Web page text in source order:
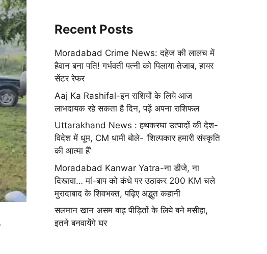
Recent Posts
Moradabad Crime News: दहेज की लालच में
हैवान बना पति! गर्भवती पत्नी को पिलाया तेजाब, हायर
सेंटर रेफर
Aaj Ka Rashifal-इन राशियों के लिये आज
लाभदायक रहे सकता है दिन, पढ़ें अपना राशिफल
Uttarakhand News : हथकरघा उत्पादों की देश-
विदेश में धूम, CM धामी बोले- ‘शिल्पकार हमारी संस्कृति
की आत्मा हैं’
Moradabad Kanwar Yatra-ना डीजे, ना
दिखावा… मां-बाप को कंधे पर उठाकर 200 KM चले
मुरादाबाद के शिवभक्त, पढ़िए अद्भुत कहानी
सलमान खान असम बाढ़ पीड़ितों के लिये बने मसीहा,
इतने बनवायेंगे घर